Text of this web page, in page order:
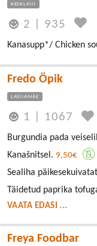
KESKLINN
2 935
Kanasupp*/ Chicken
Fredo Öpik
LASNAMÄE
1 1067
Burgundia pada
Kanašnitsel. 9,50€
Sealiha
Täidetud paprika
VAATA EDASI ...
Freya Foodbar